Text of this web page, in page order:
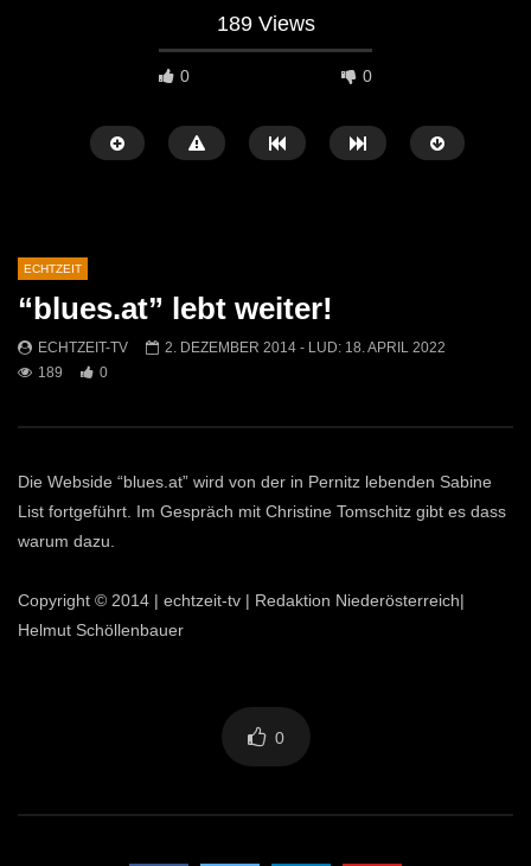
189 Views
0 0
„Spirituelle Reise“ Vocalensemble
ECHTZEIT-TV
18. NOVEMBER 2024
ECHTZEIT-TV
12.
ECHTZEIT
“blues.at” lebt weiter!
ECHTZEIT-TV 2. DEZEMBER 2014 - LUD: 18. APRIL 2022
189
0
Die Webside “blues.at” wird von der in Pernitz lebenden Sabine
List fortgeführt. Im Gespräch mit Christine Tomschitz gibt es dass
warum dazu.
Copyright © 2014 | echtzeit-tv | Redaktion Niederösterreich|
Helmut Schöllenbauer
0